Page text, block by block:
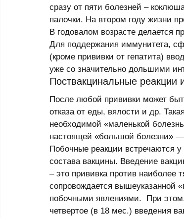
сразу от пяти болезней –
палочки. На втором году жизни
В годовалом возрасте делается
Для поддержания иммунитета,
(кроме прививки от гепатита)
уже со значительно дольшими
Поствакцинальные реакции
После любой прививки может
отказа от еды, вялости и др.
необходимой «маленькой
настоящей «большой болезни» —
Побочные реакции встречаются
состава вакцины. Введение
– это прививка против наиболее
сопровождается вышеуказанной
побочными явлениями.  При
четвертое (в 18 мес.) введения